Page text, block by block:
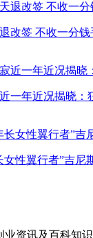
改签 不收一分
一年近况揭晓：
性翼行者”吉尼
资讯及百科知识